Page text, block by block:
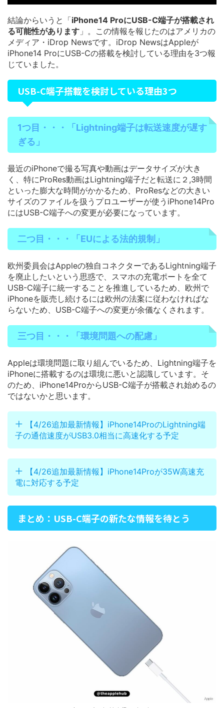
結論からいうと「iPhone14 ProにUSB-C端子が搭載され
る可能性があります 」。この情報を報じたのはアメリカの
メディア・iDrop Newsです。iDrop NewsはAppleが
iPhone14 ProにUSB-Cの搭載を検討している理由を3つ報
じていました。
USB-C端子搭載を検討している理由3つ
1つ目・・・「 Lightning端子は転送速度が遅す
ぎる 」
最近のiPhoneで撮る写真や動画はデータサイズが大き
く、特にProRes動画はLightning端子だと転送に２,3時間
といった膨大な時間がかかるため、ProResなどの大きい
サイズのファイルを扱うプロユーザーが使うiPhone14Pro
にはUSB-C端子への変更が必要になっています。
二つ目・・・「 EUによる法的規制 」
欧州委員会はAppleの独自コネクターであるLightning端子
を廃止したいという思惑で、スマホの充電ポートを全て
USB-C端子に統一することを推進しているため、欧州で
iPhoneを販売し続けるには欧州の法案に従わなければな
らないため、USB-C端子への変更が余儀なくされます。
三つ目・・・「 環境問題への配慮 」
Appleは環境問題に取り組んでいるため、Lightning端子を
iPhoneに搭載するのは環境に悪いと認識しています。そ
のため、iPhone14ProからUSB-C端子が搭載され始めるの
ではないかと思います。
【4/26追加最新情報】iPhone14ProのLightning端
子の通信速度がUSB3.0相当に高速化する予定
【4/26追加最新情報】iPhone14Proが35W高速充
電に対応する予定
まとめ：USB-C端子の新たな情報を待とう